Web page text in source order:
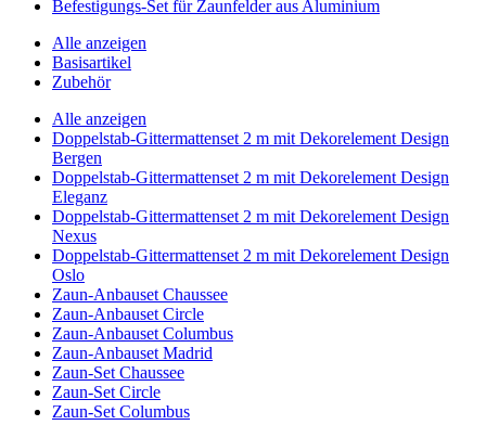
Befestigungs-Set für Zaunfelder aus Aluminium
Alle anzeigen
Basisartikel
Zubehör
Alle anzeigen
Doppelstab-Gittermattenset 2 m mit Dekorelement Design
Bergen
Doppelstab-Gittermattenset 2 m mit Dekorelement Design
Eleganz
Doppelstab-Gittermattenset 2 m mit Dekorelement Design
Nexus
Doppelstab-Gittermattenset 2 m mit Dekorelement Design
Oslo
Zaun-Anbauset Chaussee
Zaun-Anbauset Circle
Zaun-Anbauset Columbus
Zaun-Anbauset Madrid
Zaun-Set Chaussee
Zaun-Set Circle
Zaun-Set Columbus